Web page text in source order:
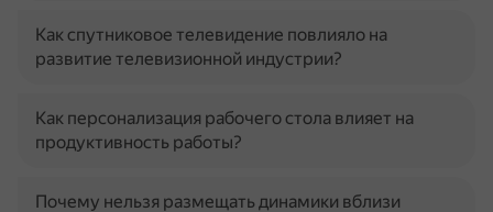
Как спутниковое телевидение повлияло на
развитие телевизионной индустрии?
Как персонализация рабочего стола влияет на
продуктивность работы?
Почему нельзя размещать динамики вблизи